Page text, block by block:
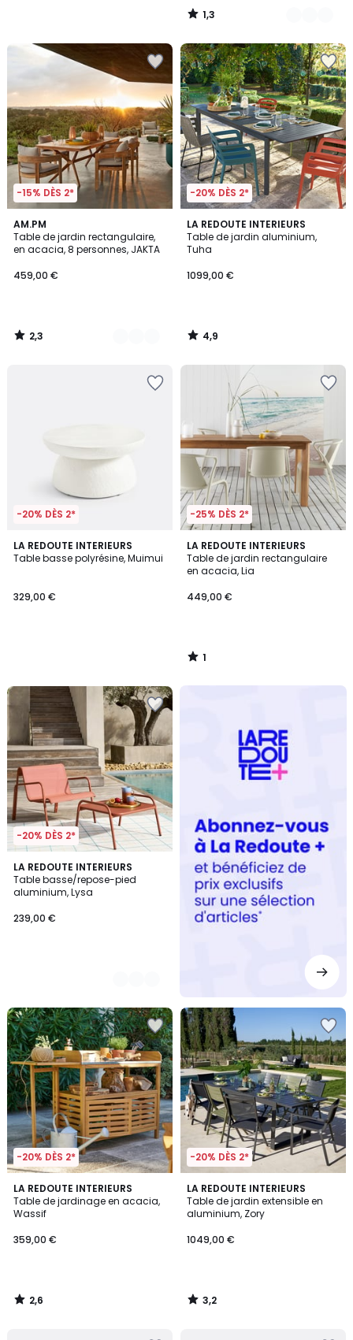
1,3
/
-15% DÈS 2*
AM.PM
Table de jardin rectangulaire,
en acacia, 8 personnes, JAKTA
459,00 €
2,3
/ 5
2
Couleurs
2,3
/
-20% DÈS 2*
LA REDOUTE INTERIEURS
Table de jardin aluminium,
Tuha
1099,00 €
4,9
/ 5
4,9
/
-20% DÈS 2*
LA REDOUTE INTERIEURS
Table basse polyrésine, Muimui
329,00 €
-25% DÈS 2*
LA REDOUTE INTERIEURS
Table de jardin rectangulaire
en acacia, Lia
449,00 €
1
/
5
1
/
-20% DÈS 2*
LA REDOUTE INTERIEURS
Table basse/repose-pied
aluminium, Lysa
239,00 €
2
Couleurs
-20% DÈS 2*
LA REDOUTE INTERIEURS
Table de jardinage en acacia,
Wassif
359,00 €
2,6
/ 5
2,6
/
-20% DÈS 2*
LA REDOUTE INTERIEURS
Table de jardin extensible en
aluminium, Zory
1049,00 €
3,2
/ 5
3,2
/